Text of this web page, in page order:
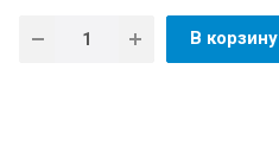
В корзину